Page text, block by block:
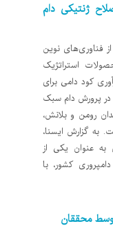
ژنتیکی دام
فناوری‌های نوین
استراتژیک
کود دامی برای
در پرورش دام سبک
رومن و بلانش،
به گزارش ایسنا،
عنوان یکی از
کشور، با
محققان